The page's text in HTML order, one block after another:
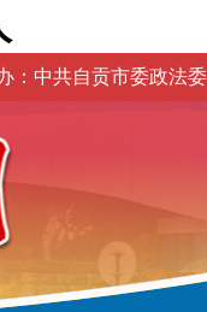
：中共自贡市委政法